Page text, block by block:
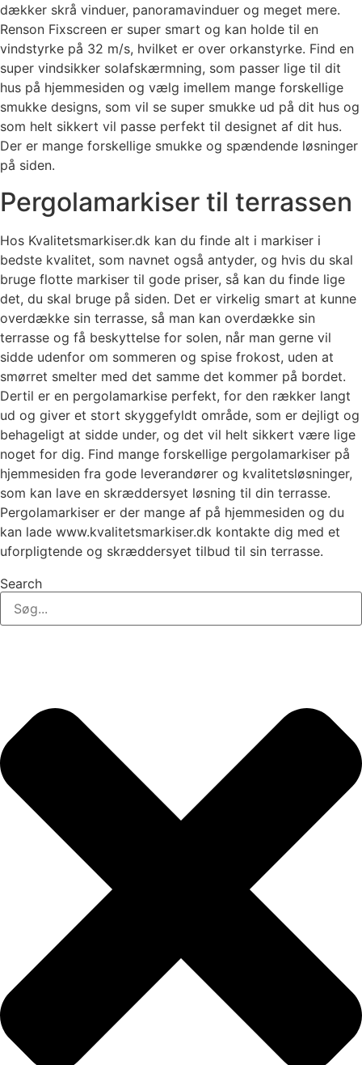
dækker skrå vinduer, panoramavinduer og meget mere.
Renson Fixscreen er super smart og kan holde til en
vindstyrke på 32 m/s, hvilket er over orkanstyrke. Find en
super vindsikker solafskærmning, som passer lige til dit
hus på hjemmesiden og vælg imellem mange forskellige
smukke designs, som vil se super smukke ud på dit hus og
som helt sikkert vil passe perfekt til designet af dit hus.
Der er mange forskellige smukke og spændende løsninger
på siden.
Pergolamarkiser til terrassen
Hos Kvalitetsmarkiser.dk kan du finde alt i markiser i
bedste kvalitet, som navnet også antyder, og hvis du skal
bruge flotte markiser til gode priser, så kan du finde lige
det, du skal bruge på siden. Det er virkelig smart at kunne
overdække sin terrasse, så man kan overdække sin
terrasse og få beskyttelse for solen, når man gerne vil
sidde udenfor om sommeren og spise frokost, uden at
smørret smelter med det samme det kommer på bordet.
Dertil er en pergolamarkise perfekt, for den rækker langt
ud og giver et stort skyggefyldt område, som er dejligt og
behageligt at sidde under, og det vil helt sikkert være lige
noget for dig. Find mange forskellige pergolamarkiser på
hjemmesiden fra gode leverandører og kvalitetsløsninger,
som kan lave en skræddersyet løsning til din terrasse.
Pergolamarkiser er der mange af på hjemmesiden og du
kan lade www.kvalitetsmarkiser.dk kontakte dig med et
uforpligtende og skræddersyet tilbud til sin terrasse.
Search